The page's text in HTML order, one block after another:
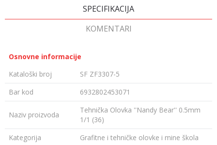
SPECIFIKACIJA
KOMENTARI
Osnovne informacije
Kataloški broj
SF ZF3307-5
Bar kod
6932802453071
Naziv proizvoda
Tehnička Olovka ''Nandy Bear'' 0.5mm
1/1 (36)
Kategorija
Grafitne i tehničke olovke i mine škola